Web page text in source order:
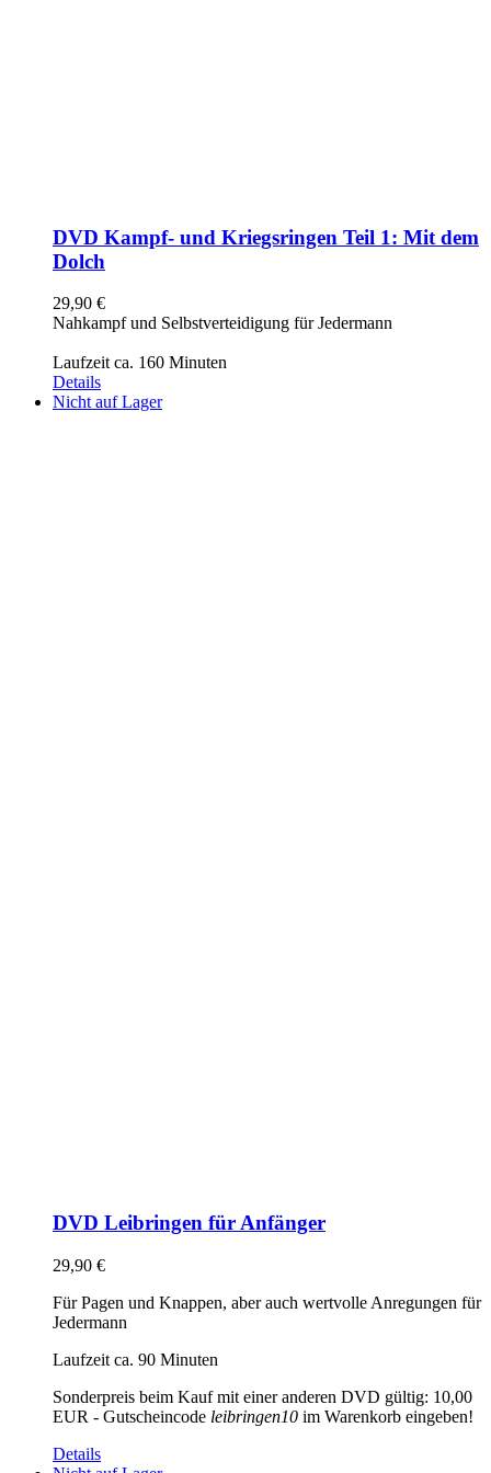
DVD Kampf- und Kriegsringen Teil 1: Mit dem
Dolch
29,90 €
Nahkampf und Selbstverteidigung für Jedermann
Laufzeit ca. 160 Minuten
Details
Nicht auf Lager
DVD Leibringen für Anfänger
29,90 €
Für Pagen und Knappen, aber auch wertvolle Anregungen für
Jedermann
Laufzeit ca. 90 Minuten
Sonderpreis beim Kauf mit einer anderen DVD gültig: 10,00
EUR - Gutscheincode leibringen10 im Warenkorb eingeben!
Details